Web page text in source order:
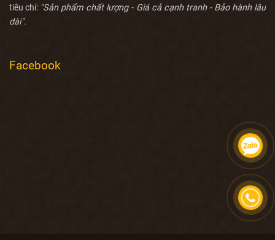
tiêu chí: "Sản phẩm chất lượng - Giá cả cạnh tranh - Bảo hành lâu
dài".
Facebook